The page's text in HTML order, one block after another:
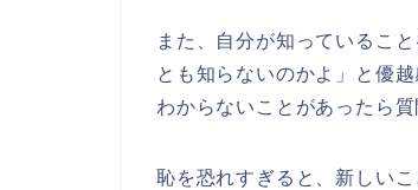
また、自分が知っているこ
とも知らないのかよ」と優
わからないことがあったら
恥を恐れすぎると、新しい